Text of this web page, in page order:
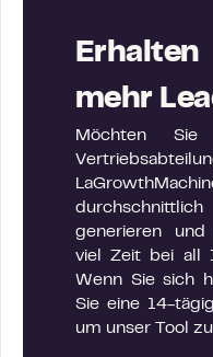
mehr
Möchten
generieren und
viel Zeit bei all
Wenn Sie sich
Sie eine 14-
um unser Tool